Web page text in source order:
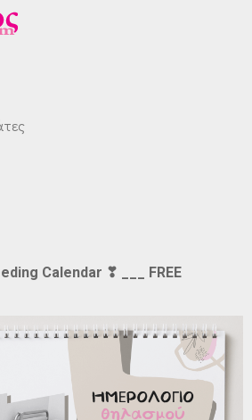
Calendar ❣ ___ FREE